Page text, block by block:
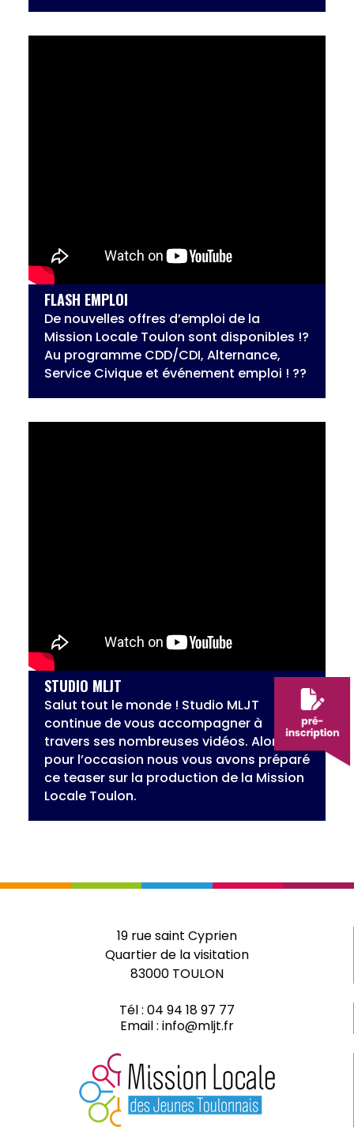
FLASH EMPLOI
De nouvelles offres d’emploi de la
Mission Locale Toulon sont disponibles !?
Au programme CDD/CDI, Alternance,
Service Civique et événement emploi ! ??
STUDIO MLJT
Salut tout le monde ! Studio MLJT
continue de vous accompagner à
travers ses nombreuses vidéos. Alors
pour l’occasion nous vous avons préparé
ce teaser sur la production de la Mission
Locale Toulon.
19 rue saint Cyprien
Quartier de la visitation
83000 TOULON
Tél : 04 94 18 97 77
Email : info@mljt.fr